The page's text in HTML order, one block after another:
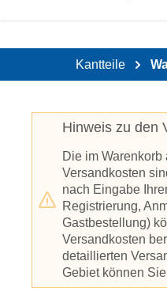
Kantteile
Hinweis zu den
Die im
Versandkosten
nach Eingabe
Registrierung,
Gastbestellung)
Versandkosten
detaillierten
Gebiet können Sie